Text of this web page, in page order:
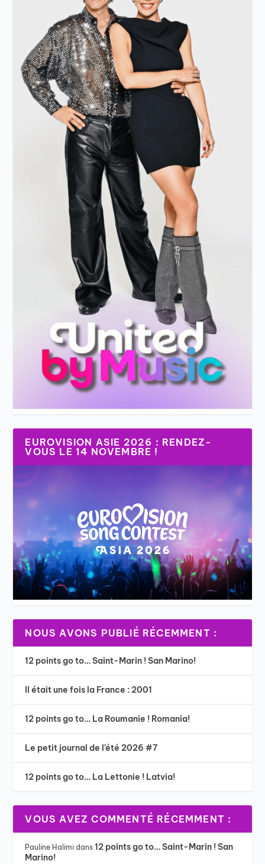
EUROVISION ASIE 2026 : RENDEZ-
VOUS LE 14 NOVEMBRE !
NOUS AVONS PUBLIÉ RÉCEMMENT :
12 points go to… Saint-Marin ! San Marino!
Il était une fois la France : 2001
12 points go to… La Roumanie ! Romania!
Le petit journal de l’été 2026 #7
12 points go to… La Lettonie ! Latvia!
VOUS AVEZ COMMENTÉ RÉCEMMENT :
Pauline Halimi dans12 points go to… Saint-Marin ! San
Marino!